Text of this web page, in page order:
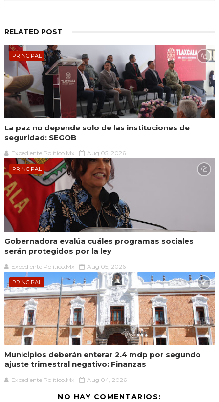
RELATED POST
PRINCIPAL
La paz no depende solo de las instituciones de
seguridad: SEGOB
Expediente Político.Mx Aug 05, 2026
PRINCIPAL
Gobernadora evalúa cuáles programas sociales
serán protegidos por la ley
Expediente Político.Mx Aug 05, 2026
PRINCIPAL
Municipios deberán enterar 2.4 mdp por segundo
ajuste trimestral negativo: Finanzas
Expediente Político.Mx Aug 04, 2026
NO HAY COMENTARIOS: